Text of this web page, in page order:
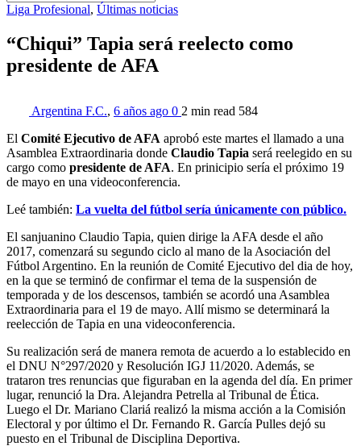
Liga Profesional, Últimas noticias
“Chiqui” Tapia será reelecto como
presidente de AFA
Argentina F.C., 6 años ago 0 2 min read 584
El Comité Ejecutivo de AFA aprobó este martes el llamado a una
Asamblea Extraordinaria donde Claudio Tapia será reelegido en su
cargo como presidente de AFA. En prinicipio sería el próximo 19
de mayo en una videoconferencia.
Leé también: La vuelta del fútbol sería únicamente con público.
El sanjuanino Claudio Tapia, quien dirige la AFA desde el año
2017, comenzará su segundo ciclo al mano de la Asociación del
Fútbol Argentino. En la reunión de Comité Ejecutivo del dia de hoy,
en la que se terminó de confirmar el tema de la suspensión de
temporada y de los descensos, también se acordó una Asamblea
Extraordinaria para el 19 de mayo. Allí mismo se determinará la
reelección de Tapia en una videoconferencia.
Su realización será de manera remota de acuerdo a lo establecido en
el DNU N°297/2020 y Resolución IGJ 11/2020. Además, se
trataron tres renuncias que figuraban en la agenda del día. En primer
lugar, renunció la Dra. Alejandra Petrella al Tribunal de Ética.
Luego el Dr. Mariano Clariá realizó la misma acción a la Comisión
Electoral y por último el Dr. Fernando R. García Pulles dejó su
puesto en el Tribunal de Disciplina Deportiva.